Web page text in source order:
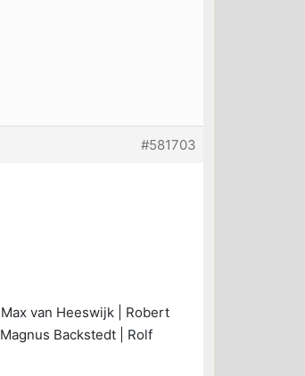
#581703
van Heeswijk | Robert
Backstedt | Rolf